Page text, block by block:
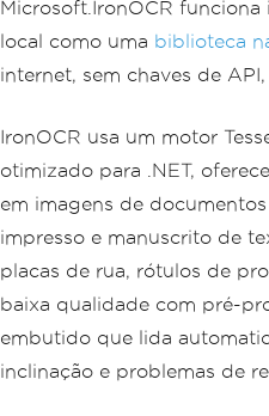
Microsoft.IronOCR
local como uma biblioteca
internet, sem chaves de
IronOCR usa um motor
otimizado para .NET,
em imagens de
impresso e manuscrito de
placas de rua, rótulos de
baixa qualidade com pré-
embutido que lida
inclinação e problemas de